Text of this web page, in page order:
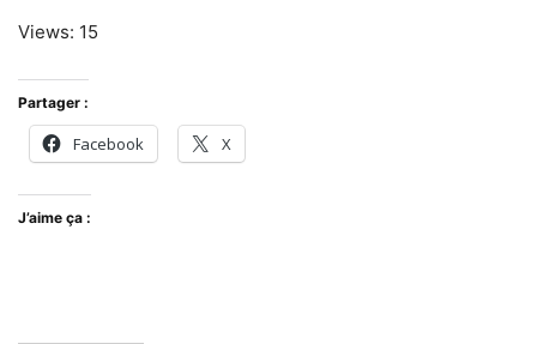
Views: 15
Partager :
Facebook X
J’aime ça :